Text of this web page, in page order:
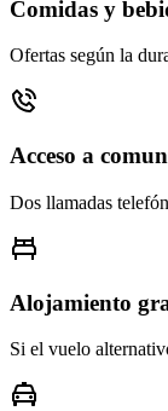
Comidas y
Ofertas según la
Acceso a
Dos llamadas
Alojamiento
Si el vuelo